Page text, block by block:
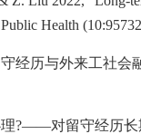
Health
守经历与外来工社
?——对留守经历长